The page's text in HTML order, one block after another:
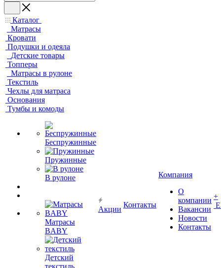
Каталог
Матрасы
Кровати
Подушки и одеяла
Детские товары
Топперы
Матрасы в рулоне
Текстиль
Чехлы для матраса
Основания
Тумбы и комоды
Беспружинные
Пружинные
В рулоне
Матрасы
BABY
Детский
текстиль
Акции
Контакты
Компания
О
компании
Вакансии
Новости
Контакты
+